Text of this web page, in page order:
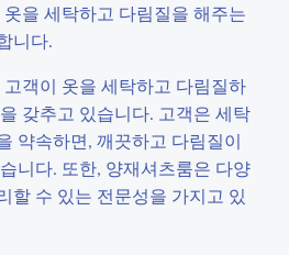
을 세탁하고 다림질을 해주는
니다.
객이 옷을 세탁하고 다림질하
갖추고 있습니다. 고객은 세탁
약속하면, 깨끗하고 다림질이
니다. 또한, 양재셔츠룸은 다양
할 수 있는 전문성을 가지고 있